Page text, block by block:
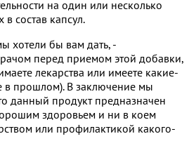
на один или несколько
состав капсул.
хотели бы вам дать, -
перед приемом этой добавки,
лекарства или имеете какие-
в прошлом). В заключение мы
данный продукт предназначен
здоровьем и ни в коем
или профилактикой какого-